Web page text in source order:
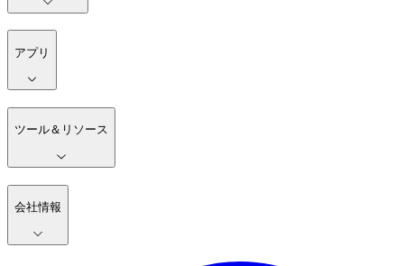
アプリ
ツール＆リソース
会社情報